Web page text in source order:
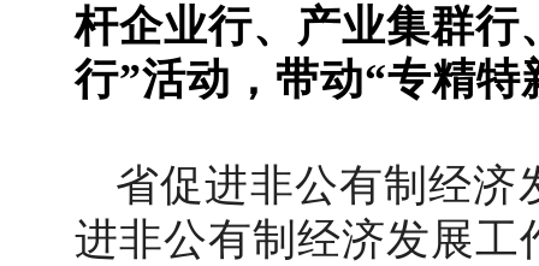
杆企业行、产业集群行
行”活动，带动“专精
省促进非公有制经济
进非公有制经济发展